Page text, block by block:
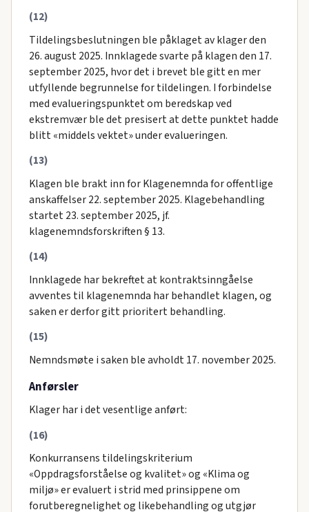
(12)
Tildelingsbeslutningen ble påklaget av klager den
26. august 2025. Innklagede svarte på klagen den 17.
september 2025, hvor det i brevet ble gitt en mer
utfyllende begrunnelse for tildelingen. I forbindelse
med evalueringspunktet om beredskap ved
ekstremvær ble det presisert at dette punktet hadde
blitt «middels vektet» under evalueringen.
(13)
Klagen ble brakt inn for Klagenemnda for offentlige
anskaffelser 22. september 2025. Klagebehandling
startet 23. september 2025, jf.
klagenemndsforskriften § 13.
(14)
Innklagede har bekreftet at kontraktsinngåelse
avventes til klagenemnda har behandlet klagen, og
saken er derfor gitt prioritert behandling.
(15)
Nemndsmøte i saken ble avholdt 17. november 2025.
Anførsler
Klager har i det vesentlige anført:
(16)
Konkurransens tildelingskriterium
«Oppdragsforståelse og kvalitet» og «Klima og
miljø» er evaluert i strid med prinsippene om
forutberegnelighet og likebehandling og utgjør